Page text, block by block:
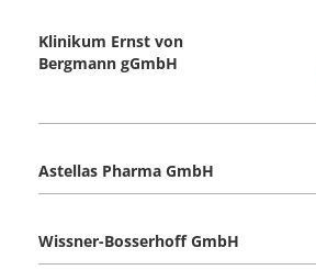
Klinikum Ernst von
Bergmann gGmbH
Astellas Pharma GmbH
Wissner-Bosserhoff GmbH